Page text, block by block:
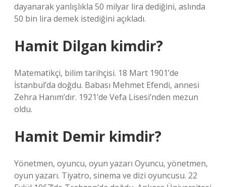
dayanarak yanlışlıkla 50 milyar lira dediğini, aslında
50 bin lira demek istediğini açıkladı.
Hamit Dilgan kimdir?
Matematikçi, bilim tarihçisi. 18 Mart 1901’de
İstanbul’da doğdu. Babası Mehmet Efendi, annesi
Zehra Hanım’dır. 1921’de Vefa Lisesi’nden mezun
oldu.
Hamit Demir kimdir?
Yönetmen, oyuncu, oyun yazarı Oyuncu, yönetmen,
oyun yazarı. Tiyatro, sinema ve dizi oyuncusu. 22